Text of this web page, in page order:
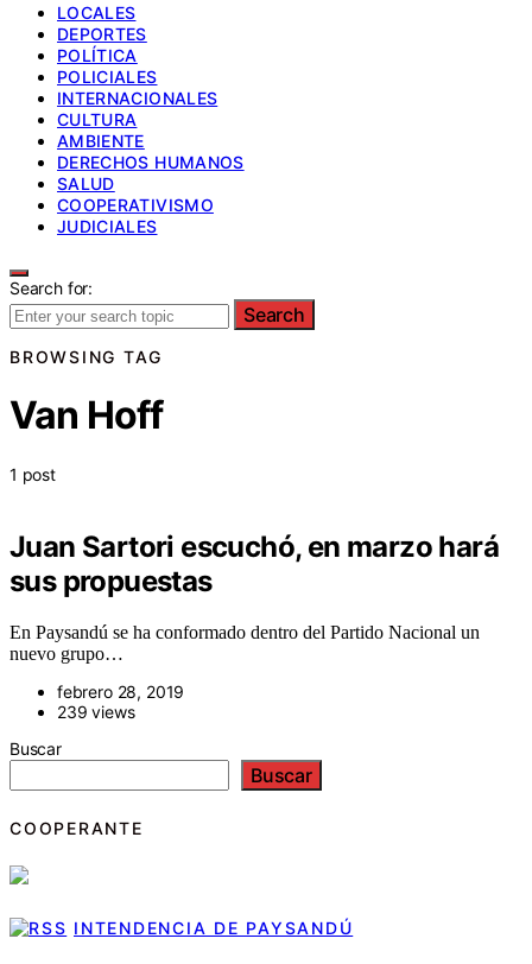
LOCALES
DEPORTES
POLÍTICA
POLICIALES
INTERNACIONALES
CULTURA
AMBIENTE
DERECHOS HUMANOS
SALUD
COOPERATIVISMO
JUDICIALES
Search for:
Search
BROWSING TAG
Van Hoff
1 post
Juan Sartori escuchó, en marzo hará
sus propuestas
En Paysandú se ha conformado dentro del Partido Nacional un
nuevo grupo…
febrero 28, 2019
239 views
Buscar
Buscar
COOPERANTE
INTENDENCIA DE PAYSANDÚ